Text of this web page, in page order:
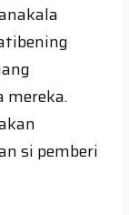
mereka.
si pemberi